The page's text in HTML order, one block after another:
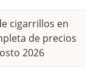
cigarrillos en
de precios
2026